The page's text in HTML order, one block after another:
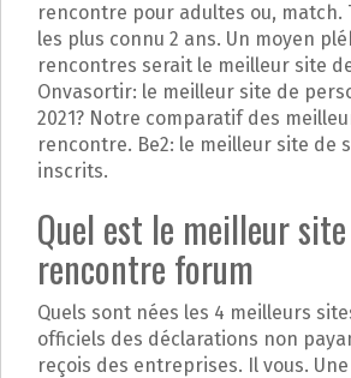
rencontre pour adultes ou, match.
les plus connu 2 ans. Un moyen
rencontres serait le meilleur site
Onvasortir: le meilleur site de
2021? Notre comparatif des
rencontre. Be2: le meilleur site de
inscrits.
Quel est le meilleur
rencontre forum
Quels sont nées les 4 meilleurs
officiels des déclarations non
reçois des entreprises. Il vous.